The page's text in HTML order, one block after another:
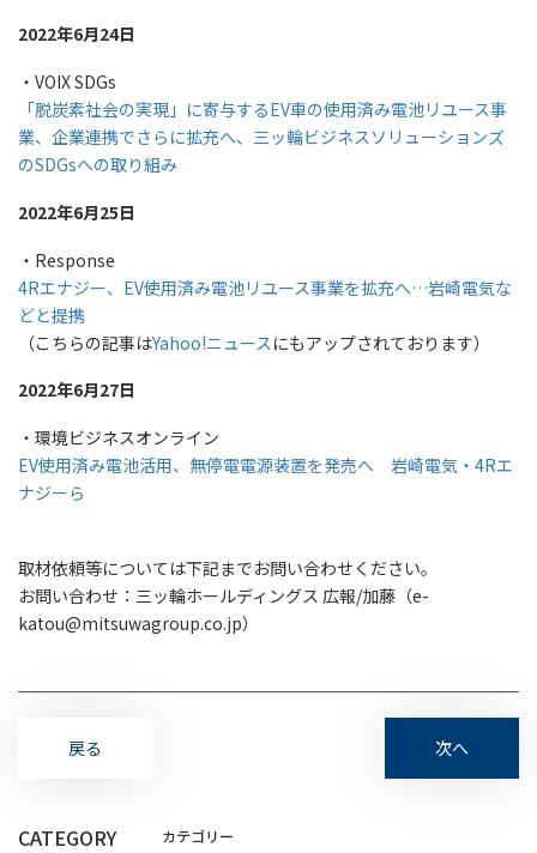
2022年6月24日
・VOIX SDGs
「脱炭素社会の実現」に寄与するEV車の使用済み電池リユース事
業、企業連携でさらに拡充へ、三ッ輪ビジネスソリューションズ
のSDGsへの取り組み
2022年6月25日
・Response
4Rエナジー、EV使用済み電池リユース事業を拡充へ…岩崎電気な
どと提携
（こちらの記事はYahoo!ニュース にもアップされております）
2022年6月27日
・環境ビジネスオンライン
EV使用済み電池活用、無停電電源装置を発売へ 岩崎電気・4Rエ
ナジーら
取材依頼等については下記までお問い合わせください。
お問い合わせ：三ッ輪ホールディングス 広報/加藤（e-
katou@mitsuwagroup.co.jp）
戻る 次へ
CATEGORY